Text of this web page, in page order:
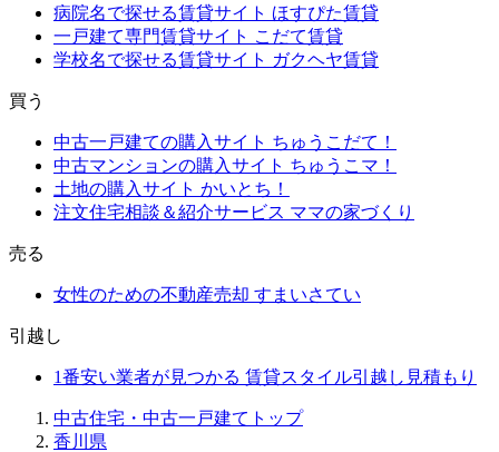
病院名で探せる賃貸サイト ほすぴた賃貸
一戸建て専門賃貸サイト こだて賃貸
学校名で探せる賃貸サイト ガクヘヤ賃貸
買う
中古一戸建ての購入サイト ちゅうこだて！
中古マンションの購入サイト ちゅうこマ！
土地の購入サイト かいとち！
注文住宅相談＆紹介サービス ママの家づくり
売る
女性のための不動産売却 すまいさてい
引越し
1番安い業者が見つかる 賃貸スタイル引越し見積もり
中古住宅・中古一戸建てトップ
香川県